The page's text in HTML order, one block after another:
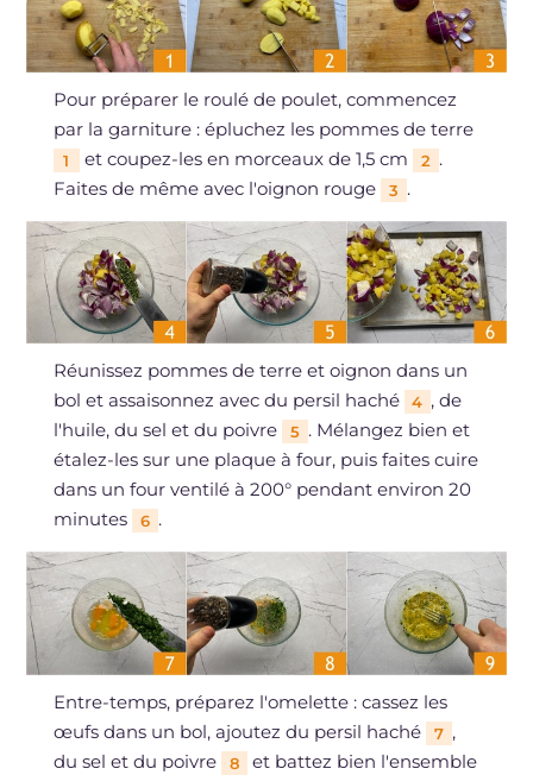
Pour préparer le roulé de poulet, commencez
par la garniture : épluchez les pommes de terre
1 et coupez-les en morceaux de 1,5 cm 2 .
Faites de même avec l'oignon rouge
3 .
Réunissez pommes de terre et oignon dans un
bol et assaisonnez avec du persil haché
4 , de
l'huile, du sel et du poivre
5 . Mélangez bien et
étalez-les sur une plaque à four, puis faites cuire
dans un four ventilé à 200° pendant environ 20
minutes
6 .
Entre-temps, préparez l'omelette : cassez les
œufs dans un bol, ajoutez du persil haché
7 ,
du sel et du poivre
8 et battez bien l'ensemble